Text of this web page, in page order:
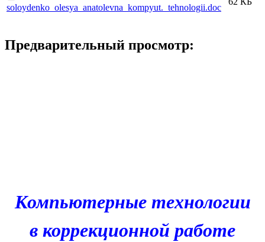
soloydenko_olesya_anatolevna_kompyut._tehnologii.doc
Предварительный просмотр:
Компьютерные технологии
в коррекционной работе